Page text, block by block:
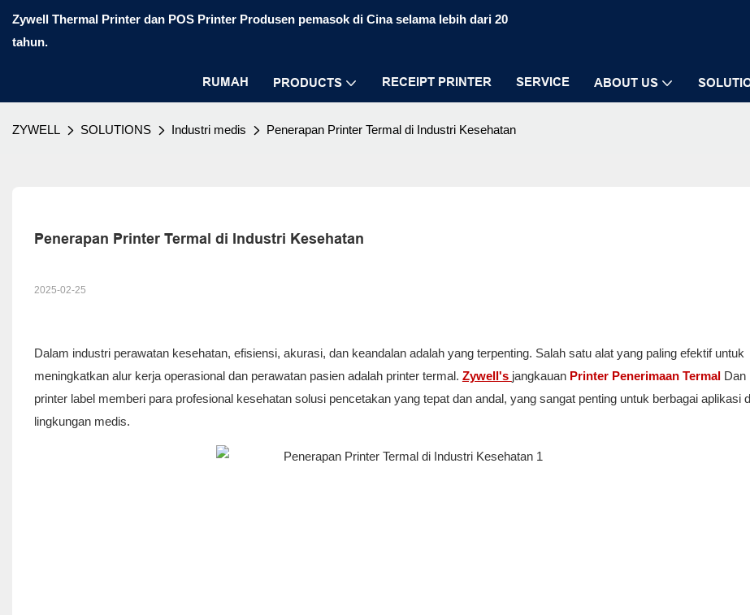
Zywell Thermal Printer dan POS Printer Produsen pemasok di Cina selama lebih dari 20
tahun.
RUMAH PRODUCTS RECEIPT PRINTER SERVICE ABOUT US
ZYWELL SOLUTIONS Industri medis Penerapan Printer Termal di Industri Kesehatan
Penerapan Printer Termal di Industri Kesehatan
2025-02-25
Dalam industri perawatan kesehatan, efisiensi, akurasi, dan keandalan adalah yang terpenting. Salah satu alat yang paling efektif untuk
meningkatkan alur kerja operasional dan perawatan pasien adalah printer termal. Zywell's jangkauan Printer Penerimaan Termal Dan
printer label memberi para profesional kesehatan solusi pencetakan yang tepat dan andal, yang sangat penting untuk berbagai aplikasi
lingkungan medis.